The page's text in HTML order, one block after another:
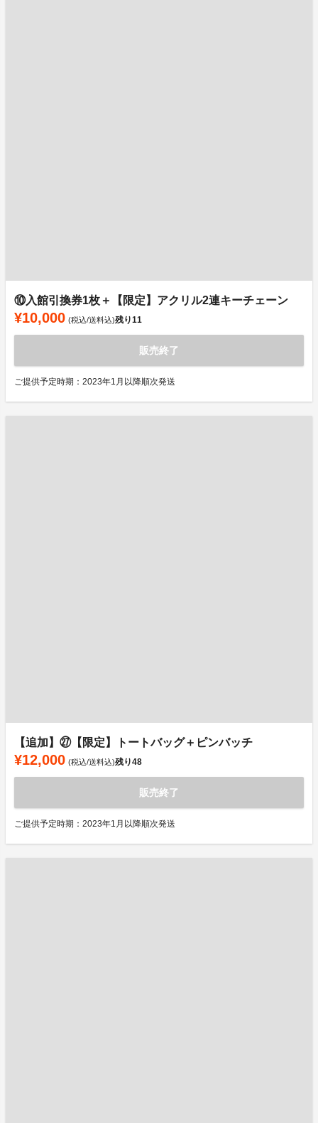
⑩入館引換券1枚＋【限定】アクリル2連キーチェーン
¥10,000 (税込/送料込)残り11
販売終了
ご提供予定時期：2023年1月以降順次発送
【追加】㉗【限定】トートバッグ＋ピンバッチ
¥12,000 (税込/送料込)残り48
販売終了
ご提供予定時期：2023年1月以降順次発送